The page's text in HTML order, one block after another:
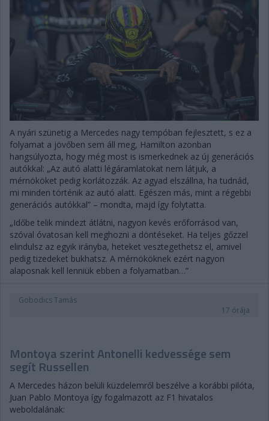
A nyári szünetig a Mercedes nagy tempóban fejlesztett, s ez a
folyamat a jövőben sem áll meg, Hamilton azonban
hangsúlyozta, hogy még most is ismerkednek az új generációs
autókkal: „Az autó alatti légáramlatokat nem látjuk, a
mérnököket pedig korlátozzák. Az agyad elszállna, ha tudnád,
mi minden történik az autó alatt. Egészen más, mint a régebbi
generációs autókkal” – mondta, majd így folytatta.
„Időbe telik mindezt átlátni, nagyon kevés erőforrásod van,
szóval óvatosan kell meghozni a döntéseket. Ha teljes gőzzel
elindulsz az egyik irányba, heteket vesztegethetsz el, amivel
pedig tizedeket bukhatsz. A mérnököknek ezért nagyon
alaposnak kell lenniük ebben a folyamatban…”
Gobodics Tamás
17 órája
Montoya szerint Antonelli kedvessége sem
segít Russellen
A Mercedes házon belüli küzdelemről beszélve a korábbi pilóta,
Juan Pablo Montoya így fogalmazott az F1 hivatalos
weboldalának: